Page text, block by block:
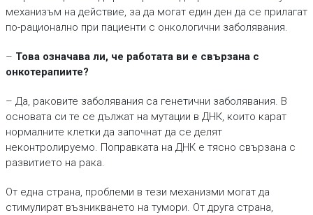
механизъм на действие, за да могат един ден да се прилагат
по-рационално при пациенти с онкологични заболявания.
– Това означава ли, че работата ви е свързана с
онкотерапиите?
– Да, раковите заболявания са генетични заболявания. В
основата си те се дължат на мутации в ДНК, които карат
нормалните клетки да започнат да се делят
неконтролируемо. Поправката на ДНК е тясно свързана с
развитието на рака.
От една страна, проблеми в тези механизми могат да
стимулират възникването на тумори. От друга страна,